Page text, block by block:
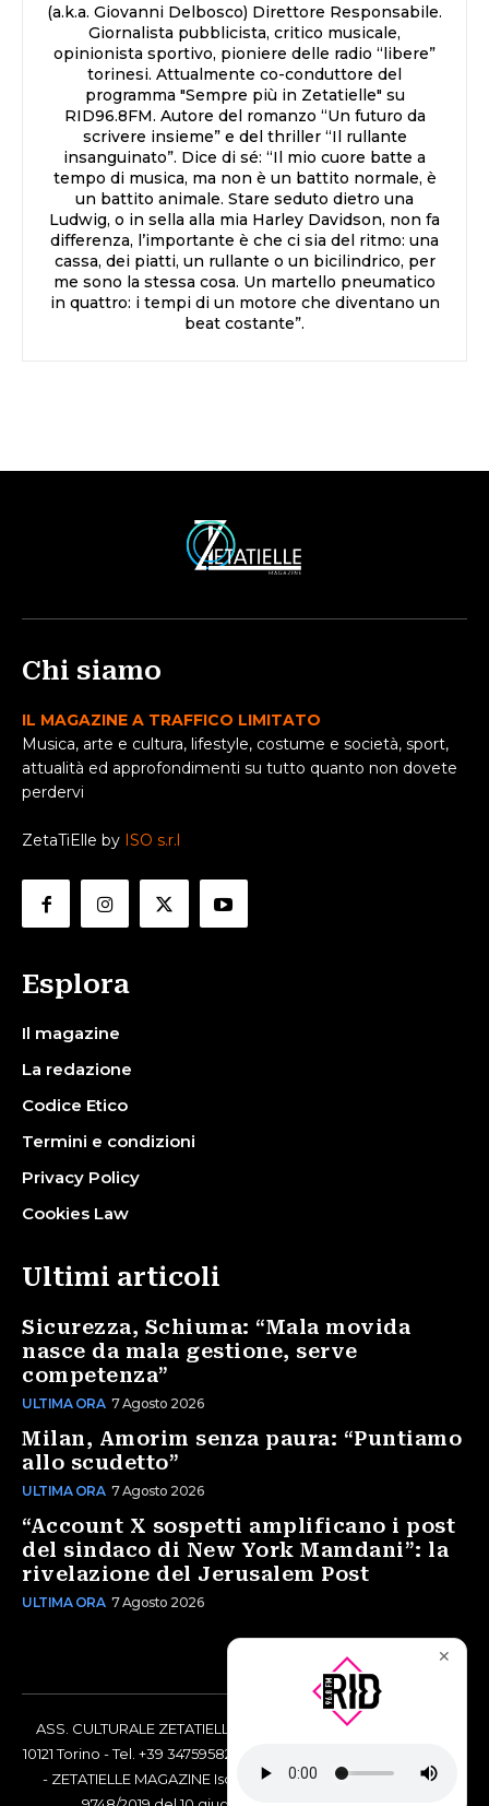
(a.k.a. Giovanni Delbosco) Direttore Responsabile.
Giornalista pubblicista, critico musicale,
opinionista sportivo, pioniere delle radio “libere”
torinesi. Attualmente co-conduttore del
programma "Sempre più in Zetatielle" su
RID96.8FM. Autore del romanzo “Un futuro da
scrivere insieme” e del thriller “Il rullante
insanguinato”. Dice di sé: “Il mio cuore batte a
tempo di musica, ma non è un battito normale, è
un battito animale. Stare seduto dietro una
Ludwig, o in sella alla mia Harley Davidson, non fa
differenza, l’importante è che ci sia del ritmo: una
cassa, dei piatti, un rullante o un bicilindrico, per
me sono la stessa cosa. Un martello pneumatico
in quattro: i tempi di un motore che diventano un
beat costante”.
Chi siamo
IL MAGAZINE A TRAFFICO LIMITATO
Musica, arte e cultura, lifestyle, costume e società, sport,
attualità ed approfondimenti su tutto quanto non dovete
perdervi
ZetaTiElle by ISO s.r.l
Esplora
Il magazine
La redazione
Codice Etico
Termini e condizioni
Privacy Policy
Cookies Law
Ultimi articoli
Sicurezza, Schiuma: “Mala movida
nasce da mala gestione, serve
competenza”
ULTIMA ORA 7 Agosto 2026
Milan, Amorim senza paura: “Puntiamo
allo scudetto”
ULTIMA ORA 7 Agosto 2026
“Account X sospetti amplificano i post
del sindaco di New York Mamdani”: la
rivelazione del Jerusalem Post
ULTIMA ORA 7 Agosto 2026
ASS. CULTURALE ZETATIELLE OFF via Vittorio Amedeo II, 21 -
10121 Torino - Tel. +39 3475958238 - Codice Fiscale 97883690014
- ZETATIELLE MAGAZINE Iscrizione al Tribunale di Torino n°
✕